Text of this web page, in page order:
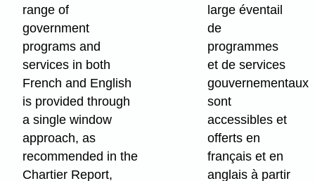
range of
government
programs and
services in both
French and English
is provided through
a single window
approach, as
recommended in the
Chartier Report,
large éventail
de
programmes
et de services
gouvernementaux
sont
accessibles et
offerts en
français et en
anglais à partir